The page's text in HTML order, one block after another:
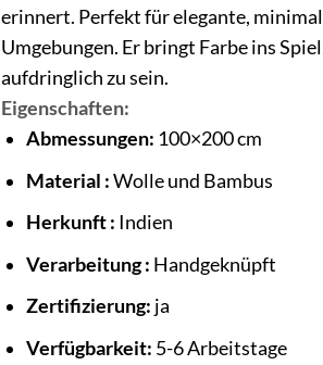
erinnert. Perfekt für elegante,
Umgebungen. Er bringt Farbe ins
aufdringlich zu sein.
Eigenschaften:
Abmessungen: 100×200 cm
Material :Wolle und Bambus
Herkunft : Indien
Verarbeitung : Handgeknüpft
Zertifizierung: ja
Verfügbarkeit: 5-6 Arbeitstage